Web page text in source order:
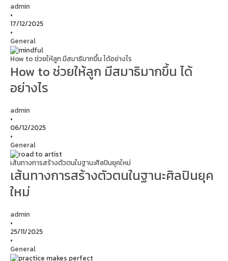
admin
•
17/12/2025
•
General
How to ช่วยให้ลูก มีสมาธิมากขึ้น ได้อย่างไร
How to ช่วยให้ลูก มีสมาธิมากขึ้น ได้
อย่างไร
admin
•
06/12/2025
•
General
เส้นทางการสร้างตัวตนในฐานะศิลปินยุคใหม่
เส้นทางการสร้างตัวตนในฐานะศิลปินยุค
ใหม่
admin
•
25/11/2025
•
General